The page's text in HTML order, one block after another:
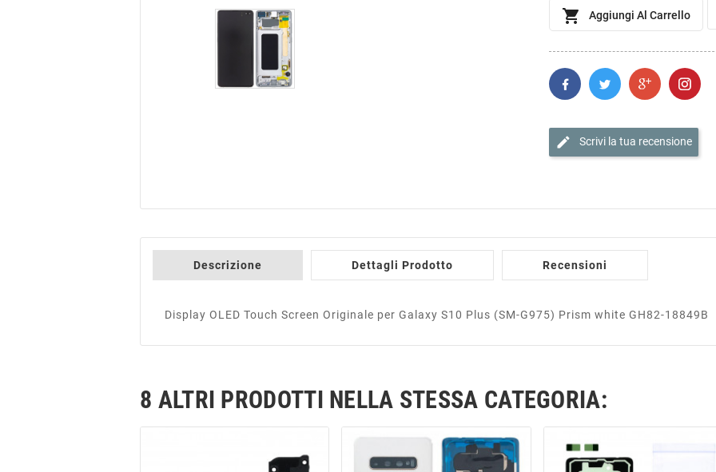
 Aggiungi Al Carrello
edit Scrivi la tua recensione
Descrizione Dettagli Prodotto Recensioni
Display OLED Touch Screen Originale per Galaxy S10 Plus (SM-G975) Prism white GH82-18849B
8 ALTRI PRODOTTI NELLA STESSA CATEGORIA: